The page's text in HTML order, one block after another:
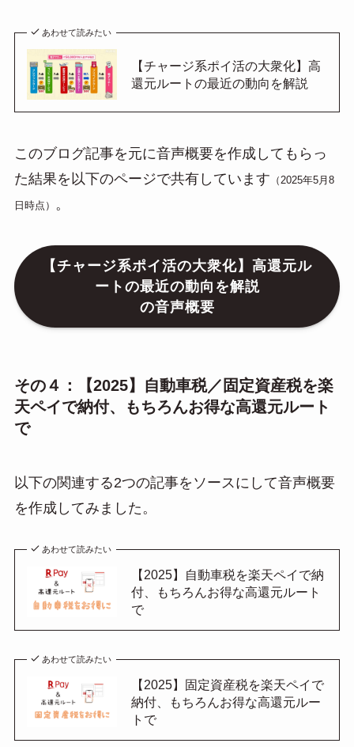
あわせて読みたい
【チャージ系ポイ活の大衆化】高
還元ルートの最近の動向を解説
このブログ記事を元に音声概要を作成してもらっ
た結果を以下のページで共有しています （2025年5月8
日時点） 。
【チャージ系ポイ活の大衆化】高還元ル
ートの最近の動向を解説
の音声概要
その４：【2025】自動車税／固定資産税を楽
天ペイで納付、もちろんお得な高還元ルート
で
以下の関連する2つの記事をソースにして音声概要
を作成してみました。
あわせて読みたい
【2025】自動車税を楽天ペイで納
付、もちろんお得な高還元ルート
で
あわせて読みたい
【2025】固定資産税を楽天ペイで
納付、もちろんお得な高還元ルー
トで